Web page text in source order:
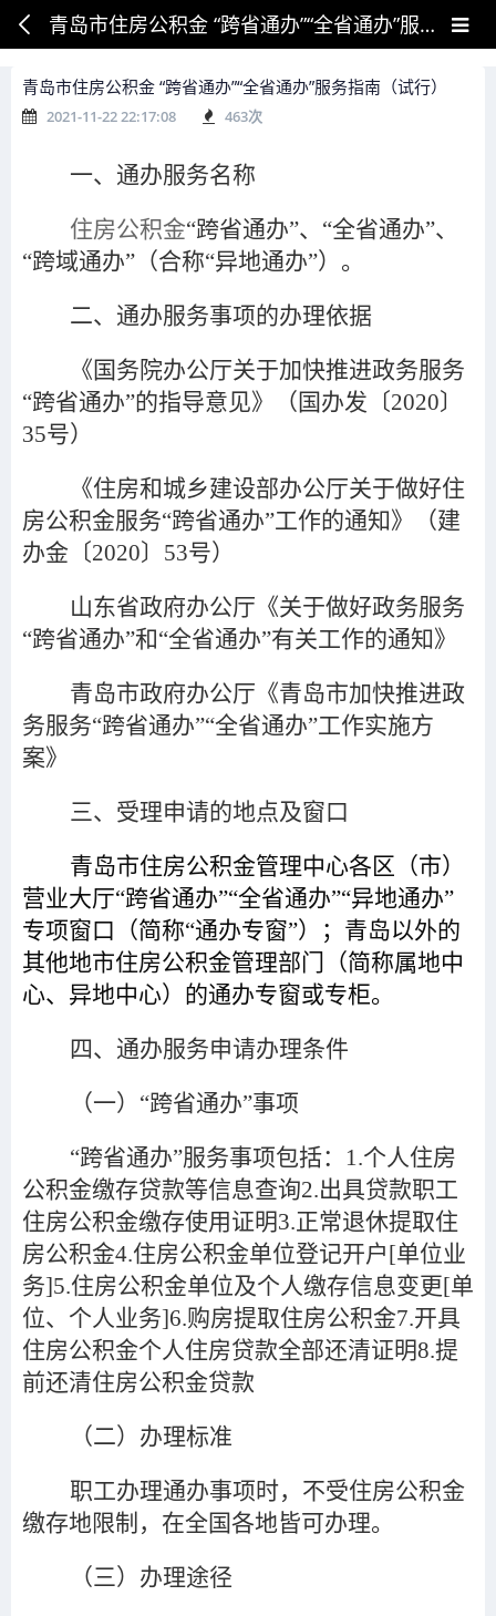
青岛市住房公积金 “跨省通办”“全省通办”服务指南（试行）
青岛市住房公积金 “跨省通办”“全省通办”服务指南（试行）
2021-11-22 22:17:08 463次
一、通办服务名称
住房公积金“跨省通办”、 “全省通办”、
“跨域通办” （合称“异地通办”）。
二、通办服务事项的办理依据
《国务院办公厅关于加快推进政务服务
“跨省通办”的指导意见》（国办发〔2020〕
35号）
《住房和城乡建设部办公厅关于做好住
房公积金服务“跨省通办”工作的通知》（建
办金〔2020〕53号）
山东省政府办公厅《关于做好政务服务
“跨省通办”和“全省通办”有关工作的通知》
青岛市政府办公厅《青岛市加快推进政
务服务“跨省通办”“全省通办”工作实施方
案》
三、受理申请的地点及窗口
青岛市住房公积金管理中心各区（市）
营业大厅“跨省通办”“全省通办”“异地通办”
专项窗口（简称“通办专窗”）；青岛以外的
其他地市住房公积金管理部门（简称属地中
心、异地中心）的通办专窗或专柜。
四、通办服务申请办理条件
（一） “跨省通办”事项
“跨省通办”服务事项包括：1.个人住房
公积金缴存贷款等信息查询2.出具贷款职工
住房公积金缴存使用证明3.正常退休提取住
房公积金4.住房公积金单位登记开户[单位业
务]5.住房公积金单位及个人缴存信息变更[单
位、个人业务]6.购房提取住房公积金7.开具
住房公积金个人住房贷款全部还清证明8.提
前还清住房公积金贷款
（二）办理标准
职工办理通办事项时，不受住房公积金
缴存地限制，在全国各地皆可办理。
（三）办理途径